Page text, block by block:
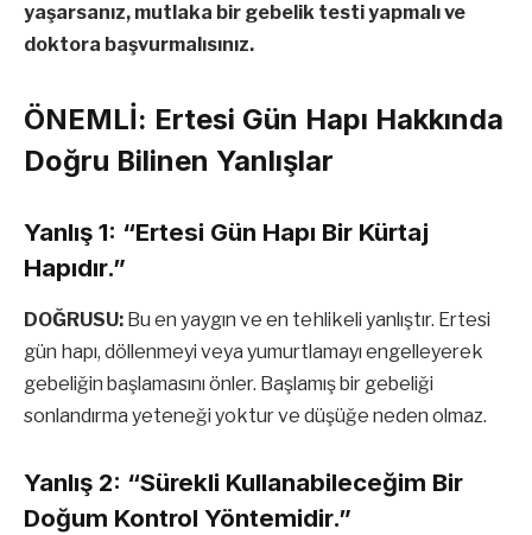
yaşarsanız, mutlaka bir gebelik testi yapmalı ve
doktora başvurmalısınız.
ÖNEMLİ: Ertesi Gün Hapı Hakkında
Doğru Bilinen Yanlışlar
Yanlış 1: “Ertesi Gün Hapı Bir Kürtaj
Hapıdır.”
DOĞRUSU: Bu en yaygın ve en tehlikeli yanlıştır. Ertesi
gün hapı, döllenmeyi veya yumurtlamayı engelleyerek
gebeliğin başlamasını önler. Başlamış bir gebeliği
sonlandırma yeteneği yoktur ve düşüğe neden olmaz.
Yanlış 2: “Sürekli Kullanabileceğim Bir
Doğum Kontrol Yöntemidir.”